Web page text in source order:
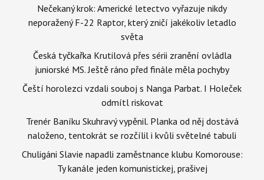
Nečekaný krok: Americké letectvo vyřazuje nikdy
neporažený F-22 Raptor, který zničí jakékoliv letadlo
světa
Česká tyčkařka Krutilová přes sérii zranění ovládla
juniorské MS. Ještě ráno před finále měla pochyby
Čeští horolezci vzdali souboj s Nanga Parbat. I Holeček
odmítl riskovat
Trenér Baníku Skuhravý vypěnil. Planka od něj dostává
naloženo, tentokrát se rozčílil i kvůli světelné tabuli
Chuligáni Slavie napadli zaměstnance klubu Komorouse:
Ty kanále jeden komunistickej, prašivej